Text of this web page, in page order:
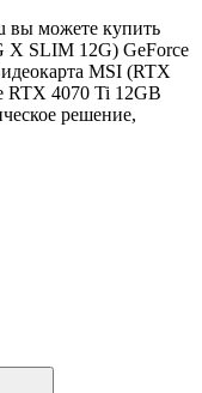
вы можете купить
X SLIM 12G) GeForce
MSI (RTX
4070 Ti 12GB
решение,